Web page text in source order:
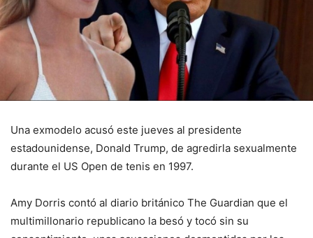
Una exmodelo acusó este jueves al presidente
estadounidense, Donald Trump, de agredirla sexualmente
durante el US Open de tenis en 1997.
Amy Dorris contó al diario británico The Guardian que el
multimillonario republicano la besó y tocó sin su